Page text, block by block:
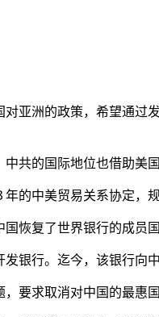
亚洲的政策，希望通
共的国际地位也借助美
的中美贸易关系协定，
恢复了世界银行的成员
银行。迄今，该银行向
要求取消对中国的最惠